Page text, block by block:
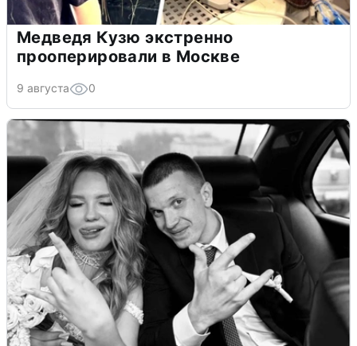
Медведя Кузю экстренно
прооперировали в Москве
9 августа 0